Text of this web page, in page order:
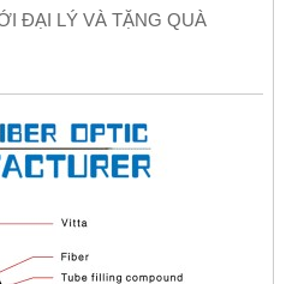
ĐẠI LÝ VÀ TẶNG QUÀ